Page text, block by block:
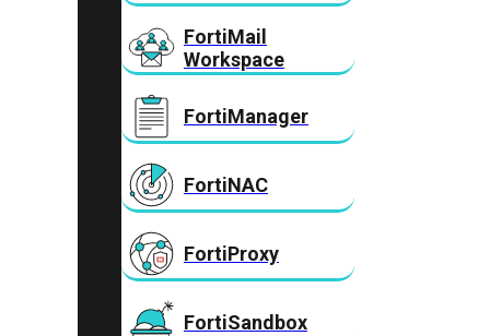
FortiMail
Workspace
FortiManager
FortiNAC
FortiProxy
FortiSandbox